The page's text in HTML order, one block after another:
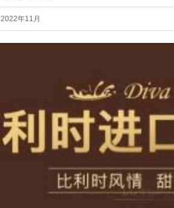
2022年11月